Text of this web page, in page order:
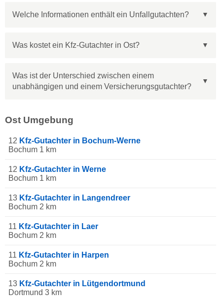
Welche Informationen enthält ein Unfallgutachten?
Was kostet ein Kfz-Gutachter in Ost?
Was ist der Unterschied zwischen einem
unabhängigen und einem Versicherungsgutachter?
Ost Umgebung
12 Kfz-Gutachter in Bochum-Werne
Bochum 1 km
12 Kfz-Gutachter in Werne
Bochum 1 km
13 Kfz-Gutachter in Langendreer
Bochum 2 km
11 Kfz-Gutachter in Laer
Bochum 2 km
11 Kfz-Gutachter in Harpen
Bochum 2 km
13 Kfz-Gutachter in Lütgendortmund
Dortmund 3 km